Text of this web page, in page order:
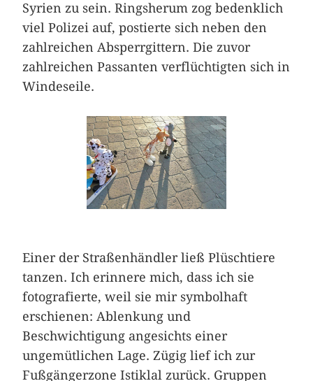
Syrien zu sein. Ringsherum zog bedenklich
viel Polizei auf, postierte sich neben den
zahlreichen Absperrgittern. Die zuvor
zahlreichen Passanten verflüchtigten sich in
Windeseile.
Einer der Straßenhändler ließ Plüschtiere
tanzen. Ich erinnere mich, dass ich sie
fotografierte, weil sie mir symbolhaft
erschienen: Ablenkung und
Beschwichtigung angesichts einer
ungemütlichen Lage. Zügig lief ich zur
Fußgängerzone Istiklal zurück. Gruppen